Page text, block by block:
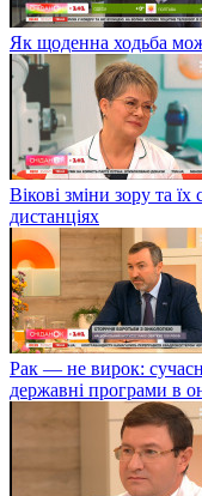
Як щоденна ходьба
Вікові зміни зору та
дистанціях
Рак — не вирок:
державні програми в